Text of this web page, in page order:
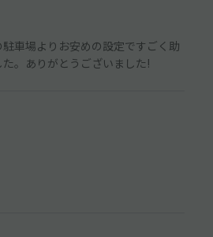
車場よりお安めの設定ですごく助
。ありがとうございました!